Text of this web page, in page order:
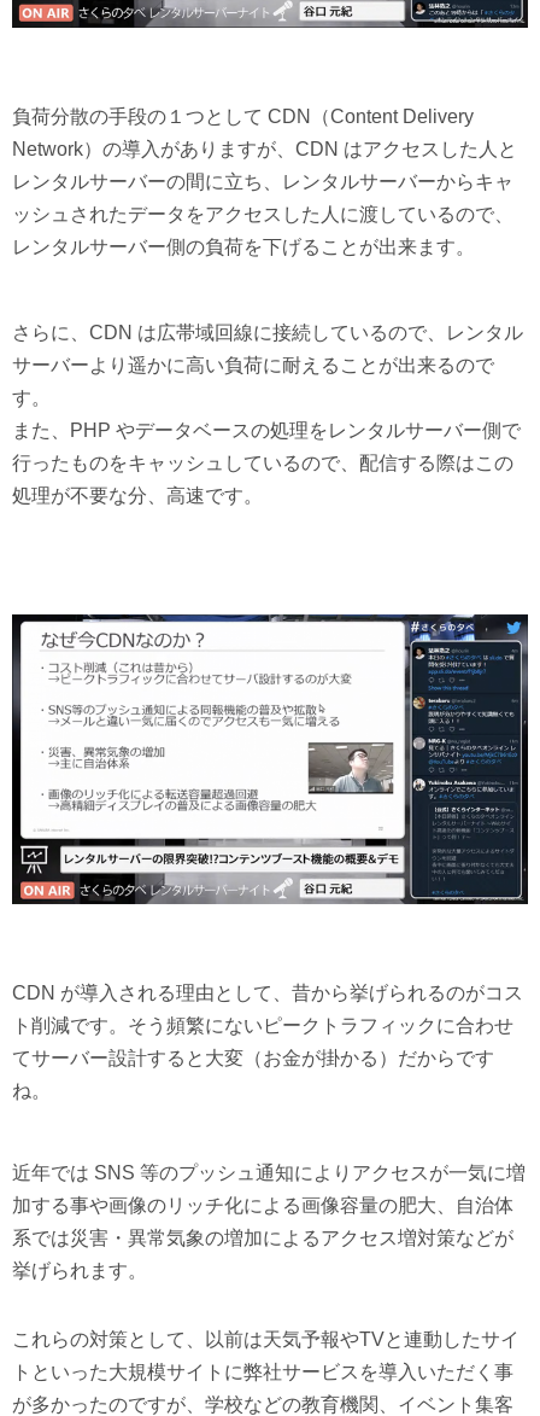
負荷分散の手段の１つとして CDN（Content Delivery
Network）の導入がありますが、CDN はアクセスした人と
レンタルサーバーの間に立ち、レンタルサーバーからキャ
ッシュされたデータをアクセスした人に渡しているので、
レンタルサーバー側の負荷を下げることが出来ます。
さらに、CDN は広帯域回線に接続しているので、レンタル
サーバーより遥かに高い負荷に耐えることが出来るので
す。
また、PHP やデータベースの処理をレンタルサーバー側で
行ったものをキャッシュしているので、配信する際はこの
処理が不要な分、高速です。
CDN が導入される理由として、昔から挙げられるのがコス
ト削減です。そう頻繁にないピークトラフィックに合わせ
てサーバー設計すると大変（お金が掛かる）だからです
ね。
近年では SNS 等のプッシュ通知によりアクセスが一気に増
加する事や画像のリッチ化による画像容量の肥大、自治体
系では災害・異常気象の増加によるアクセス増対策などが
挙げられます。
これらの対策として、以前は天気予報やTVと連動したサイ
トといった大規模サイトに弊社サービスを導入いただく事
が多かったのですが、学校などの教育機関、イベント集客